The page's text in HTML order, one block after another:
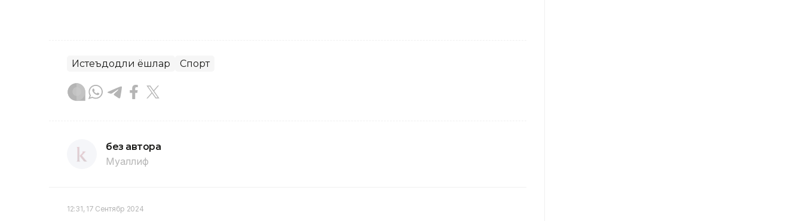
Истеъдодли ёшлар Спорт
без автора
Муаллиф
12:31, 17 Сентябр 2024